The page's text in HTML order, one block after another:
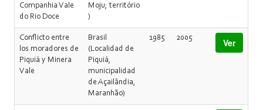
Companhia Vale
do Rio Doce
Moju; território
)
Conflicto entre
los moradores de
Piquiá y Minera
Vale
Brasil
(Localidad de
Piquiá,
municipalidad
de Açailândia,
Maranhão)
1985 2005 Ver